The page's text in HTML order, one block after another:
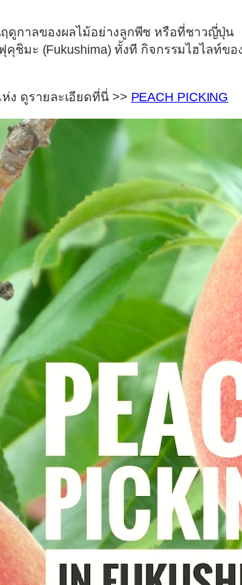
ดูกาลของผลไม้อย่างลูกพีช หรือที่ชาวญี่ปุ่น
คุชิมะ (Fukushima) ทั้งที กิจกรรมไฮไลท์ขอ
ง ดูรายละเอียดที่นี่ >> PEACH PICKING